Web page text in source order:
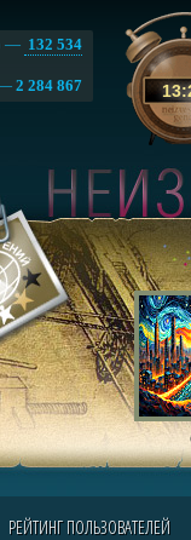
13:
— 132 534
—2 284 867
РЕЙТИНГ ПОЛЬЗОВАТЕЛЕЙ